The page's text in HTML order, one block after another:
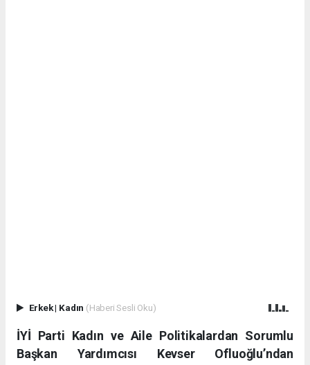
Erkek| Kadın (Haberi Sesli Oku)
İYİ Parti Kadın ve Aile Politikalardan Sorumlu
Başkan Yardımcısı Kevser Ofluoğlu’ndan